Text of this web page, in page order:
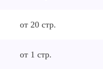
от 20стр.
от 1 стр.